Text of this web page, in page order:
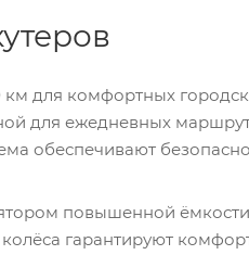
км для комфортных
для ежедневных
обеспечивают
повышенной
гарантируют